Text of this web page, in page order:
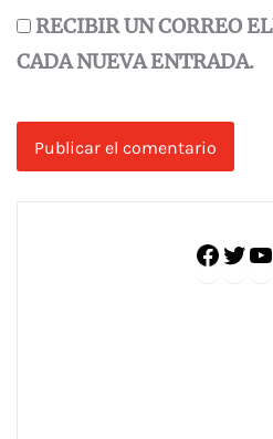
RECIBIR UN CORREO
CADA NUEVA ENTRADA.